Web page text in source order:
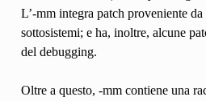
L’-mm integra patch proveniente
sottosistemi; e ha, inoltre, alcune
del debugging.
Oltre a questo, -mm contiene una